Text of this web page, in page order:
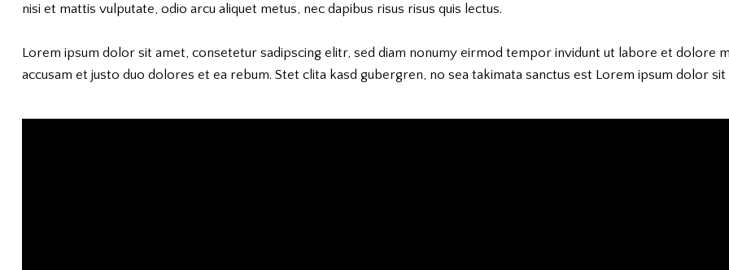
nisi et mattis vulputate, odio arcu aliquet metus, nec dapibus risus risus quis lectus.
Lorem ipsum dolor sit amet, consetetur sadipscing elitr, sed diam nonumy eirmod tempor invidunt ut labore et dolore
accusam et justo duo dolores et ea rebum. Stet clita kasd gubergren, no sea takimata sanctus est Lorem ipsum dolor sit